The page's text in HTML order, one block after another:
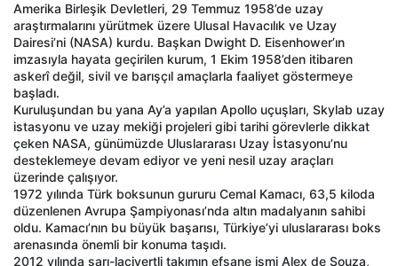
Amerika Birleşik Devletleri, 29 Temmuz 1958’de uzay
araştırmalarını yürütmek üzere Ulusal Havacılık ve Uzay
Dairesi’ni (NASA) kurdu. Başkan Dwight D. Eisenhower’ın
imzasıyla hayata geçirilen kurum, 1 Ekim 1958’den itibaren
askerî değil, sivil ve barışçıl amaçlarla faaliyet göstermeye
başladı.
Kuruluşundan bu yana Ay’a yapılan Apollo uçuşları, Skylab uzay
istasyonu ve uzay mekiği projeleri gibi tarihi görevlerle dikkat
çeken NASA, günümüzde Uluslararası Uzay İstasyonu’nu
desteklemeye devam ediyor ve yeni nesil uzay araçları
üzerinde çalışıyor.
1972 yılında Türk boksunun gururu Cemal Kamacı, 63,5 kiloda
düzenlenen Avrupa Şampiyonası’nda altın madalyanın sahibi
oldu. Kamacı’nın bu büyük başarısı, Türkiye’yi uluslararası boks
arenasında önemli bir konuma taşıdı.
2012 yılında sarı-lacivertli takımın efsane ismi Alex de Souza,